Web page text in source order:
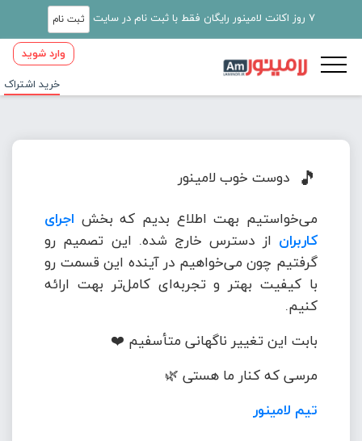
7 روز اکانت لامینور رایگان فقط با ثبت نام در سایت ثبت نام
وارد شوید
خرید اشتراک
🎵 دوست خوب لامینور
می‌خواستیم بهت اطلاع بدیم که بخش اجرای
کاربران از دسترس خارج شده. این تصمیم رو
گرفتیم چون می‌خواهیم در آینده این قسمت رو
با کیفیت بهتر و تجربه‌ای کامل‌تر بهت ارائه
کنیم.
بابت این تغییر ناگهانی متأسفیم ❤️
مرسی که کنار ما هستی 🌿
تیم لامینور